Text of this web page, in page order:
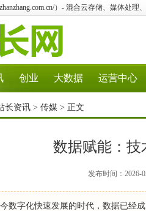
）- 混合云存储、媒体处
创业 大数据 运营中心
长资讯 > 传媒 > 正文
数据赋能：技
发布时间：2026-
字化快速发展的时代，数据已经成